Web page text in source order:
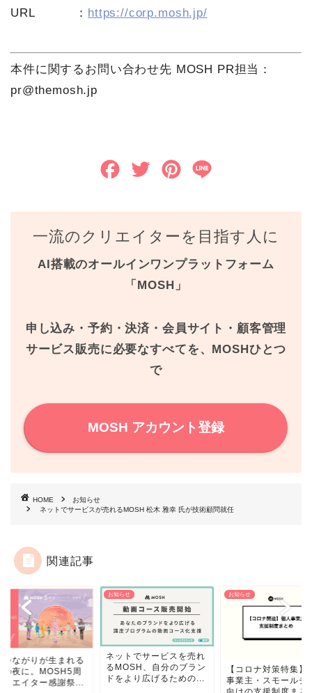
URL ： https://corp.mosh.jp/
本件に関するお問い合わせ先 MOSH PR担当：
pr@themosh.jp
e
b
k
t
t
t
s
e
一流のクリエイターを目指す人に
AI搭載のオールインワンプラットフォーム
「MOSH」
申し込み・予約・決済・会員サイト・顧客管理
サービス販売に必要なすべてを、MOSHひとつ
で
MOSH アカウント登録
HOME
お知らせ
ネットでサービスが売れるMOSH 松木 雅幸 氏が技術顧問就任
関連記事
トでサービスを売れ
、自分のブラン
より広げるための...
お知らせ
【コロナ対策特集】個人
事業主・スモールチーム
お知らせ
共創の夜に。
年クリエイター感